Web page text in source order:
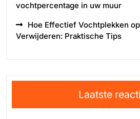
vochtpercentage in uw muur
Hoe Effectief Vochtplekken
Verwijderen: Praktische Tips
Laatste